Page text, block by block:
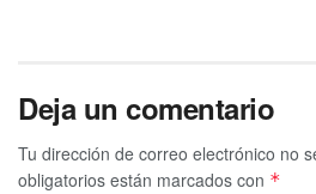
Deja un comentario
Tu dirección de correo electrónico no
obligatorios están marcados con *